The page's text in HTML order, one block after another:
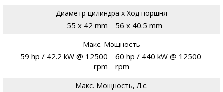
Диаметр цилиндра х Ход поршня
55 x 42 mm 56 x 40.5 mm
Макс. Мощность
59 hp / 42.2 kW @ 12500
rpm
60 hp / 440 kW @ 12500
rpm
Макс. Мощность, Л.с.